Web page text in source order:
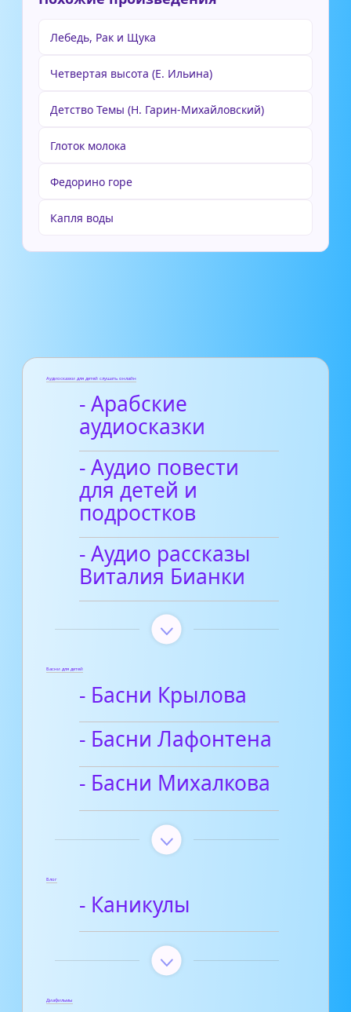
Лебедь, Рак и Щука
Четвертая высота (Е. Ильина)
Детство Темы (Н. Гарин-Михайловский)
Глоток молока
Федорино горе
Капля воды
Аудиосказки для детей слушать онлайн
- Арабские
аудиосказки
- Аудио повести
для детей и
подростков
- Аудио рассказы
Виталия Бианки
Басни для детей
- Басни Крылова
- Басни Лафонтена
- Басни Михалкова
Блог
- Каникулы
Диафильмы